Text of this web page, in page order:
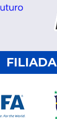
FILIADA